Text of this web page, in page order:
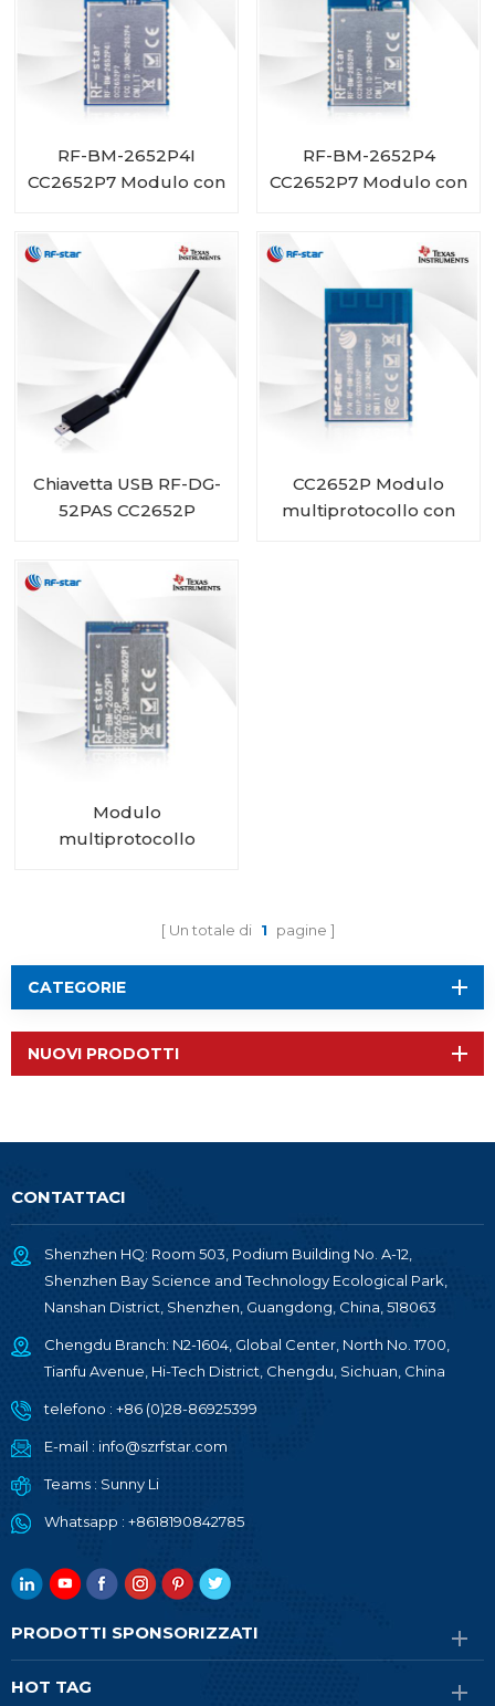
RF-BM-2652P4I
CC2652P7 Modulo con
RF-BM-2652P4
CC2652P7 Modulo con
Chiavetta USB RF-DG-
52PAS CC2652P
CC2652P Modulo
multiprotocollo con
Modulo
multiprotocollo
Un totale di 1 pagine
CATEGORIE
NUOVI PRODOTTI
CONTATTACI
Shenzhen HQ: Room 503, Podium Building No. A-12,
Shenzhen Bay Science and Technology Ecological Park,
Nanshan District, Shenzhen, Guangdong, China, 518063
Chengdu Branch: N2-1604, Global Center, North No. 1700,
Tianfu Avenue, Hi-Tech District, Chengdu, Sichuan, China
telefono : +86 (0)28-86925399
E-mail : info@szrfstar.com
Teams : Sunny Li
Whatsapp : +8618190842785
PRODOTTI SPONSORIZZATI
HOT TAG